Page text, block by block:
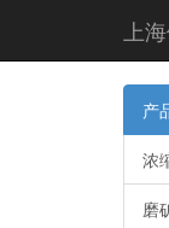
上
产
浓
磨